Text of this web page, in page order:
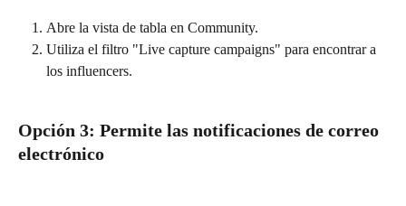
Abre la vista de tabla en Community.
Utiliza el filtro "Live capture campaigns" para encontrar a
los influencers.
Opción 3: Permite las notificaciones de correo
electrónico